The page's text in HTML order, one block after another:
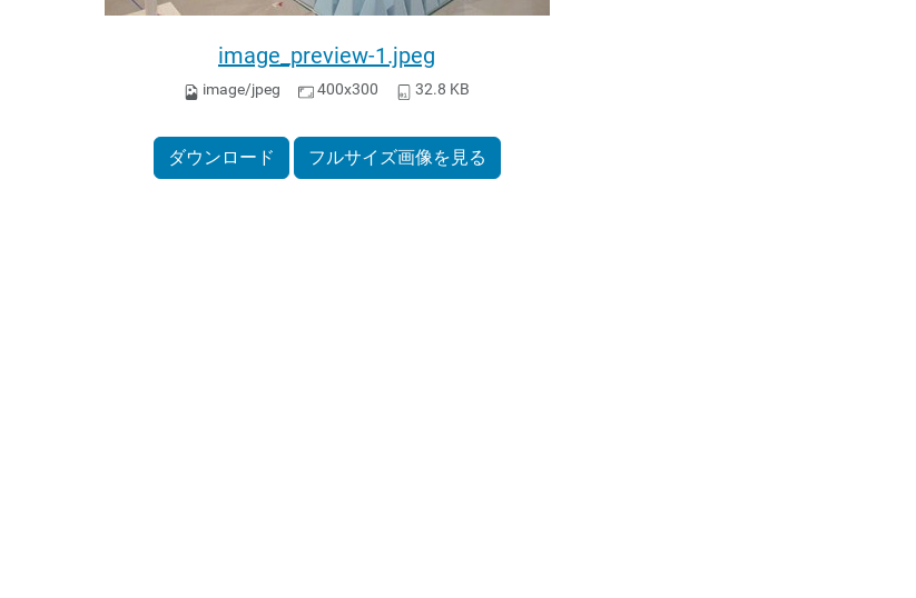
image_preview-1.jpeg
image/jpeg 400x300 32.8 KB
ダウンロード フルサイズ画像を見る